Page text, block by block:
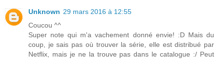
Unknown 29 mars 2016 à 12:55
Coucou ^^
Super note qui m'a vachement donné envie! :D Mais du
coup, je sais pas où trouver la série, elle est distribué par
Netflix, mais je ne la trouve pas dans le catalogue :/ Peut